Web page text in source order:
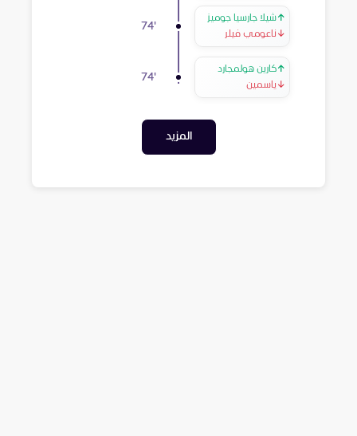
↑شيلا جارسيا جوميز
↓ ناعومي فيلر
74'
↑كارين هولمجارد
↓ ياسمين
74'
المزيد